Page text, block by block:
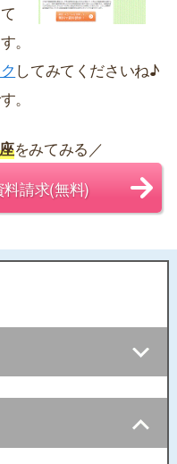
。
してみてくださいね♪
。
をみてみる／
請求(無料)